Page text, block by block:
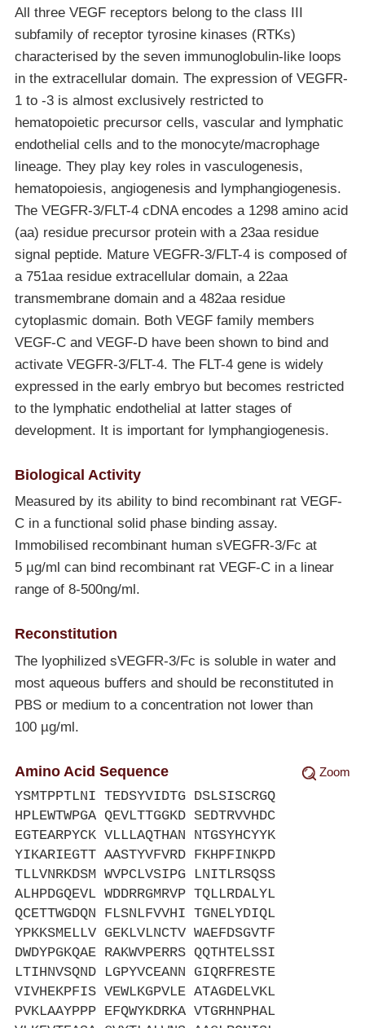
All three VEGF receptors belong to the class III
subfamily of receptor tyrosine kinases (RTKs)
characterised by the seven immunoglobulin-like loops
in the extracellular domain. The expression of VEGFR-
1 to -3 is almost exclusively restricted to
hematopoietic precursor cells, vascular and lymphatic
endothelial cells and to the monocyte/macrophage
lineage. They play key roles in vasculogenesis,
hematopoiesis, angiogenesis and lymphangiogenesis.
The VEGFR-3/FLT-4 cDNA encodes a 1298 amino acid
(aa) residue precursor protein with a 23aa residue
signal peptide. Mature VEGFR-3/FLT-4 is composed of
a 751aa residue extracellular domain, a 22aa
transmembrane domain and a 482aa residue
cytoplasmic domain. Both VEGF family members
VEGF-C and VEGF-D have been shown to bind and
activate VEGFR-3/FLT-4. The FLT-4 gene is widely
expressed in the early embryo but becomes restricted
to the lymphatic endothelial at latter stages of
development. It is important for lymphangiogenesis.
Biological Activity
Measured by its ability to bind recombinant rat VEGF-
C in a functional solid phase binding assay.
Immobilised recombinant human sVEGFR-3/Fc at
5 µg/ml can bind recombinant rat VEGF-C in a linear
range of 8-500ng/ml.
Reconstitution
The lyophilized sVEGFR-3/Fc is soluble in water and
most aqueous buffers and should be reconstituted in
PBS or medium to a concentration not lower than
100 µg/ml.
Zoom
Amino Acid Sequence
YSMTPPTLNI TEDSYVIDTG DSLSISCRGQ
HPLEWTWPGA QEVLTTGGKD SEDTRVVHDC
EGTEARPYCK VLLLAQTHAN NTGSYHCYYK
YIKARIEGTT AASTYVFVRD FKHPFINKPD
TLLVNRKDSM WVPCLVSIPG LNITLRSQSS
ALHPDGQEVL WDDRRGMRVP TQLLRDALYL
QCETTWGDQN FLSNLFVVHI TGNELYDIQL
YPKKSMELLV GEKLVLNCTV WAEFDSGVTF
DWDYPGKQAE RAKWVPERRS QQTHTELSSI
LTIHNVSQND LGPYVCEANN GIQRFRESTE
VIVHEKPFIS VEWLKGPVLE ATAGDELVKL
PVKLAAYPPP EFQWYKDRKA VTGRHNPHAL